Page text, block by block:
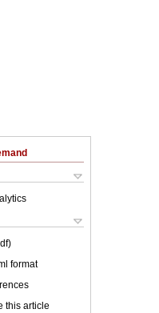
format
this article